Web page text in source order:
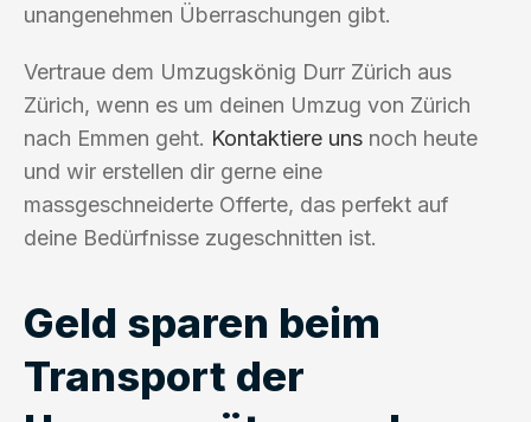
unangenehmen Überraschungen gibt.
Vertraue dem Umzugskönig Durr Zürich aus
Zürich, wenn es um deinen Umzug von Zürich
nach Emmen geht. Kontaktiere uns noch heute
und wir erstellen dir gerne eine
massgeschneiderte Offerte, das perfekt auf
deine Bedürfnisse zugeschnitten ist.
Geld sparen beim
Transport der